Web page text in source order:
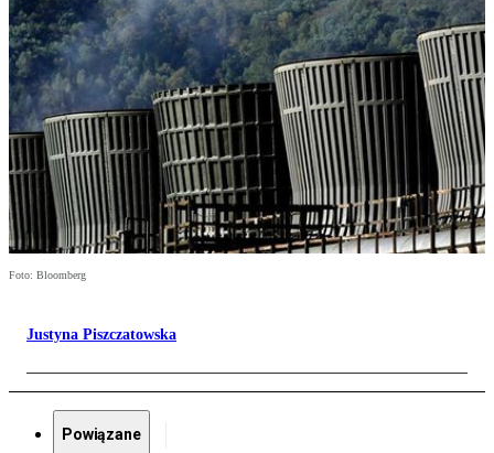
Foto: Bloomberg
Justyna Piszczatowska
Powiązane